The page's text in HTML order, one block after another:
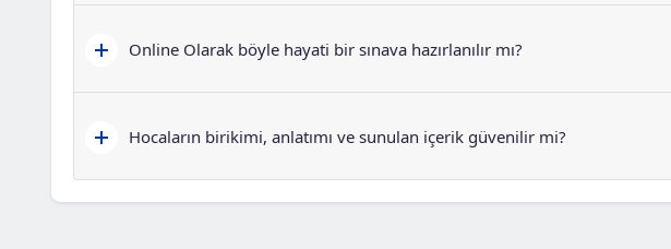
Online Olarak böyle hayati bir sınava hazırlanılır mı?
Hocaların birikimi, anlatımı ve sunulan içerik güvenilir mi?